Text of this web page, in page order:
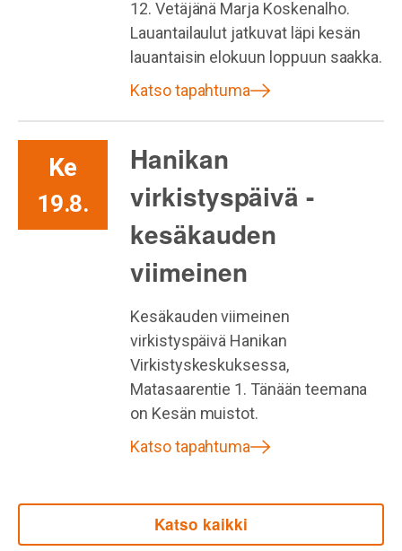
12. Vetäjänä Marja Koskenalho.
Lauantailaulut jatkuvat läpi kesän
lauantaisin elokuun loppuun saakka.
Katso tapahtuma
Ke
19.8.
Hanikan
virkistyspäivä -
kesäkauden
viimeinen
Kesäkauden viimeinen
virkistyspäivä Hanikan
Virkistyskeskuksessa,
Matasaarentie 1. Tänään teemana
on Kesän muistot.
Katso tapahtuma
Katso kaikki